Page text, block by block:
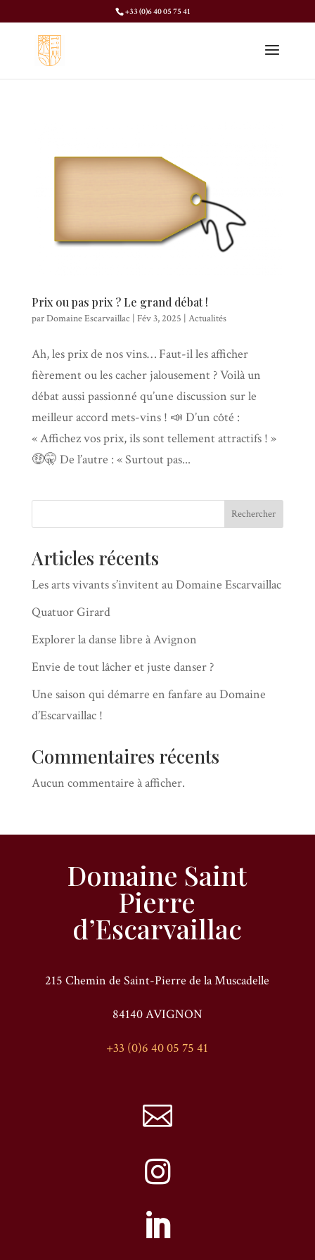
+33 (0)6 40 05 75 41
Prix ou pas prix ? Le grand débat !
parDomaine Escarvaillac | Fév 3, 2025 | Actualités
Ah, les prix de nos vins… Faut-il les afficher
fièrement ou les cacher jalousement ? Voilà un
débat aussi passionné qu’une discussion sur le
meilleur accord mets-vins ! 📣 D’un côté :
« Affichez vos prix, ils sont tellement attractifs ! »
🤑🤫 De l’autre : « Surtout pas...
Rechercher
Articles récents
Les arts vivants s’invitent au Domaine Escarvaillac
Quatuor Girard
Explorer la danse libre à Avignon
Envie de tout lâcher et juste danser ?
Une saison qui démarre en fanfare au Domaine
d’Escarvaillac !
Commentaires récents
Aucun commentaire à afficher.
Domaine Saint
Pierre
d’Escarvaillac
215 Chemin de Saint-Pierre de la Muscadelle
84140 AVIGNON
+33 (0)6 40 05 75 41


